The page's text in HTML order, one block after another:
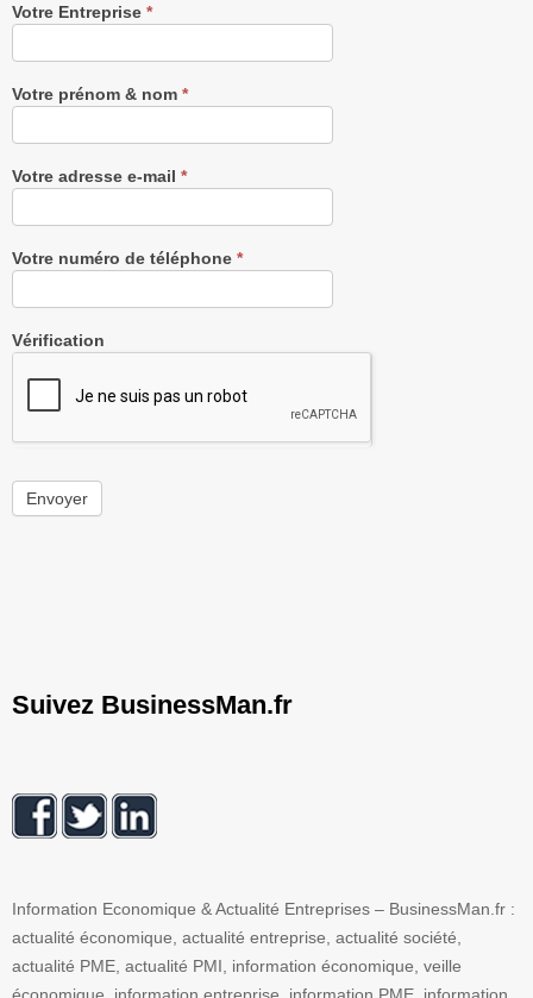
Recevez
notre
gratuitement
Votre Entreprise *
Votre prénom & nom *
Votre adresse e-mail *
Votre numéro de téléphone *
Vérification
Envoyer
Suivez BusinessMan.fr
Information Economique & Actualité Entreprises – BusinessMan.fr :
actualité économique, actualité entreprise, actualité société,
actualité PME, actualité PMI, information économique, veille